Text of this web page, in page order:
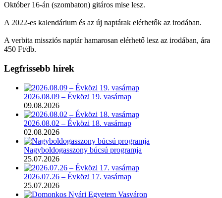
Október 16-án (szombaton) gitáros mise lesz.
A 2022-es kalendárium és az új naptárak elérhetők az irodában.
A verbita missziós naptár hamarosan elérhető lesz az irodában, ára
450 Ft/db.
Legfrissebb hírek
2026.08.09 – Évközi 19. vasárnap
09.08.2026
2026.08.02 – Évközi 18. vasárnap
02.08.2026
Nagyboldogasszony búcsú programja
25.07.2026
2026.07.26 – Évközi 17. vasárnap
25.07.2026